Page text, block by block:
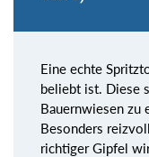
Eine echte
beliebt ist. Diese
Bauernwiesen zu
Besonders
richtiger Gipfel